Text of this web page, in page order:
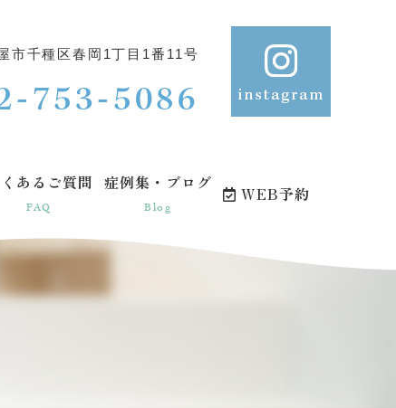
市千種区春岡1丁目1番11号
753-5086
あるご質問
FAQ
症例集・ブログ
Blog
WEB予約